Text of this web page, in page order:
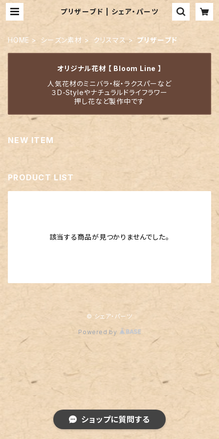
プリザーブド | シェア・パーツ
HOME シーズン素材 クリスマス プリザーブド
オリジナル花材 【 Bloom Line 】
人気花材のミニバラ・桜・ラクスパーなど
３D-Styleやナチュラルドライフラワー
押し花など製作中です
NEW ITEM
PRODUCT LIST
該当する商品が見つかりませんでした。
© シェア・パーツ
Powered by
ショップに質問する